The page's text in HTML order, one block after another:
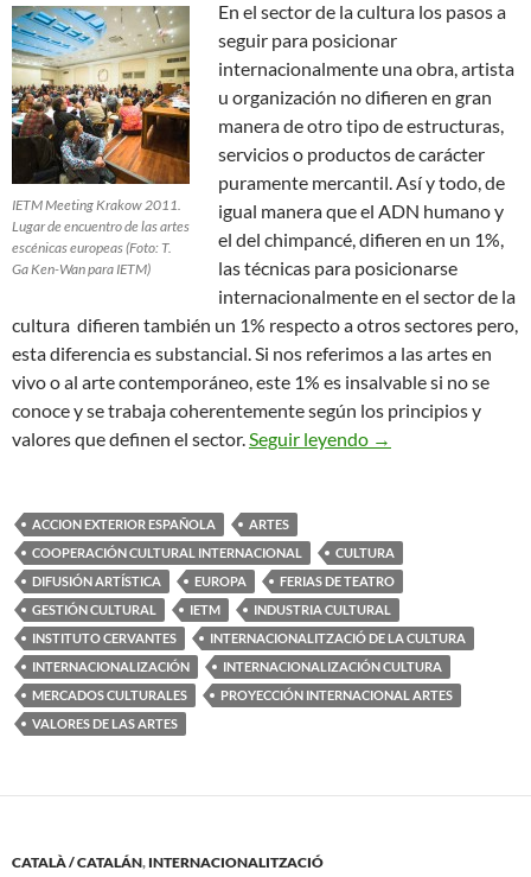
IETM Meeting Krakow 2011.
Lugar de encuentro de las artes
escénicas europeas (Foto: T.
Ga Ken-Wan para IETM)
En el sector de la cultura los pasos a
seguir para posicionar
internacionalmente una obra, artista
u organización no difieren en gran
manera de otro tipo de estructuras,
servicios o productos de carácter
puramente mercantil. Así y todo, de
igual manera que el ADN humano y
el del chimpancé, difieren en un 1%,
las técnicas para posicionarse
internacionalmente en el sector de la
cultura difieren también un 1% respecto a otros sectores pero,
esta diferencia es substancial. Si nos referimos a las artes en
vivo o al arte contemporáneo, este 1% es insalvable si no se
conoce y se trabaja coherentemente según los principios y
valores que definen el sector.Seguir leyendo Posicionamiento
→
ACCION EXTERIOR ESPAÑOLA
ARTES
COOPERACIÓN CULTURAL INTERNACIONAL
CULTURA
DIFUSIÓN ARTÍSTICA
EUROPA
FERIAS DE TEATRO
GESTIÓN CULTURAL
IETM
INDUSTRIA CULTURAL
INSTITUTO CERVANTES
INTERNACIONALITZACIÓ DE LA CULTURA
INTERNACIONALIZACIÓN
INTERNACIONALIZACIÓN CULTURA
MERCADOS CULTURALES
PROYECCIÓN INTERNACIONAL ARTES
VALORES DE LAS ARTES
CATALÀ / CATALÁN, INTERNACIONALITZACIÓ